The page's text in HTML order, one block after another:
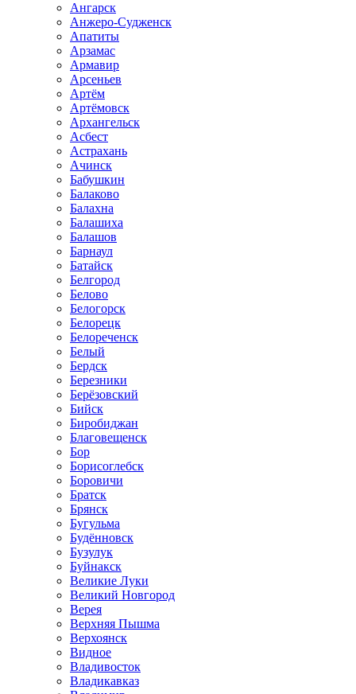
Ангарск
Анжеро-Судженск
Апатиты
Арзамас
Армавир
Арсеньев
Артём
Артёмовск
Архангельск
Асбест
Астрахань
Ачинск
Бабушкин
Балаково
Балахна
Балашиха
Балашов
Барнаул
Батайск
Белгород
Белово
Белогорск
Белорецк
Белореченск
Белый
Бердск
Березники
Берёзовский
Бийск
Биробиджан
Благовещенск
Бор
Борисоглебск
Боровичи
Братск
Брянск
Бугульма
Будённовск
Бузулук
Буйнакск
Великие Луки
Великий Новгород
Верея
Верхняя Пышма
Верхоянск
Видное
Владивосток
Владикавказ